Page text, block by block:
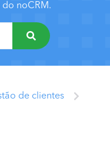
do noCRM.
de clientes